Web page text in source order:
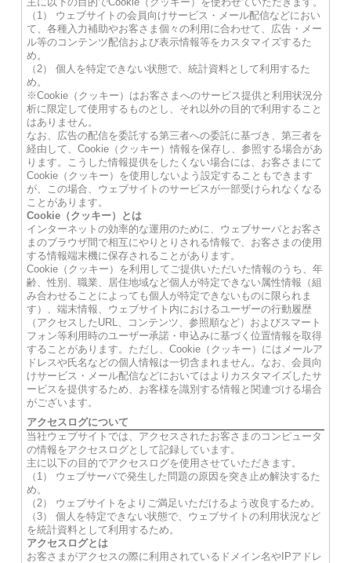
（1） ウェブサイトの会員向けサービス・メール配信などにおい
て、各種入力補助やお客さま個々の利用に合わせて、広告・メー
ル等のコンテンツ配信および表示情報等をカスタマイズするた
め。
（2） 個人を特定できない状態で、統計資料として利用するた
め。
※Cookie（クッキー）はお客さまへのサービス提供と利用状況分
析に限定して使用するものとし、それ以外の目的で利用すること
はありません。
なお、広告の配信を委託する第三者への委託に基づき、第三者を
経由して、Cookie（クッキー）情報を保存し、参照する場合があ
ります。こうした情報提供をしたくない場合には、お客さまにて
Cookie（クッキー）を使用しないよう設定することもできます
が、この場合、ウェブサイトのサービスが一部受けられなくなる
ことがあります。
Cookie（クッキー）とは
インターネットの効率的な運用のために、ウェブサーバとお客さ
まのブラウザ間で相互にやりとりされる情報で、お客さまの使用
する情報端末機に保存されることがあります。
Cookie（クッキー）を利用してご提供いただいた情報のうち、年
齢、性別、職業、居住地域など個人が特定できない属性情報（組
み合わせることによっても個人が特定できないものに限られま
す）、端末情報、ウェブサイト内におけるユーザーの行動履歴
（アクセスしたURL、コンテンツ、参照順など）およびスマート
フォン等利用時のユーザー承諾・申込みに基づく位置情報を取得
することがあります。ただし、Cookie（クッキー）にはメールア
ドレスや氏名などの個人情報は一切含まれません。なお、会員向
けサービス・メール配信などにおいてはよりカスタマイズしたサ
ービスを提供するため、お客様を識別する情報と関連づける場合
がございます。
アクセスログについて
当社ウェブサイトでは、アクセスされたお客さまのコンピュータ
の情報をアクセスログとして記録しています。
主に以下の目的でアクセスログを使用させていただきます。
（1） ウェブサーバで発生した問題の原因を突き止め解決するた
め。
（2） ウェブサイトをよりご満足いただけるよう改良するため。
（3） 個人を特定できない状態で、ウェブサイトの利用状況など
を統計資料として利用するため。
アクセスログとは
お客さまがアクセスの際に利用されているドメイン名やIPアドレ